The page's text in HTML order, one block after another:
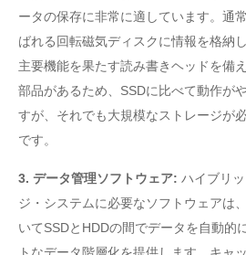
ータの保存に非常に適しています。通
ばれる回転磁気ディスクに情報を格納
主要機能を果たす読み書きヘッドを備
部品があるため、SSDに比べて動作が
すが、それでも大規模なストレージが
です。
3. データ管理ソフトウェア: ハイブリ
ジ・システムに必要なソフトウェアは
いてSSDとHDDの間でデータを自動的